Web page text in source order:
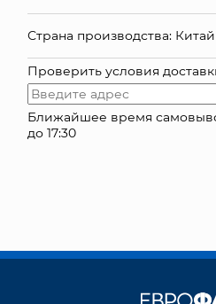
Страна производства: Китай
Проверить условия
Ближайшее время
до 17:30